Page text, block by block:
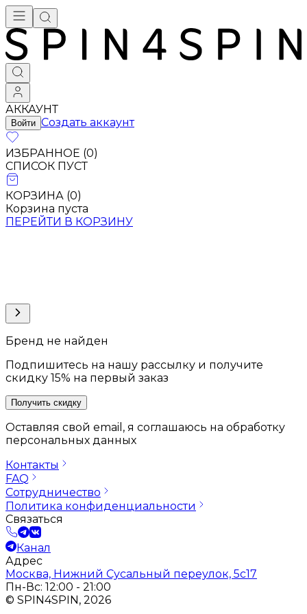
АККАУНТ
Войти Создать аккаунт
ИЗБРАННОЕ (0)
СПИСОК ПУСТ
КОРЗИНА (0)
Корзина пуста
ПЕРЕЙТИ В КОРЗИНУ
Бренд не найден
Подпишитесь на нашу рассылку и получите
скидку 15% на первый заказ
Получить скидку
Оставляя свой email, я соглашаюсь на обработку
персональных данных
Контакты
FAQ
Сотрудничество
Политика конфиденциальности
Связаться
Канал
Адрес
Москва, Нижний Сусальный переулок, 5с17
Пн-Вс: 12:00 - 21:00
© SPIN4SPIN, 2026
Брендовая одежда - купить в Москве